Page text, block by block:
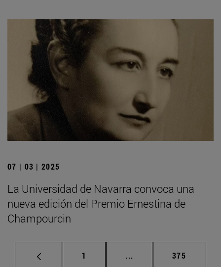
07 | 03 | 2025
La Universidad de Navarra convoca una
nueva edición del Premio Ernestina de
Champourcin
Página
1 ... Páginas intermedias
Página
375